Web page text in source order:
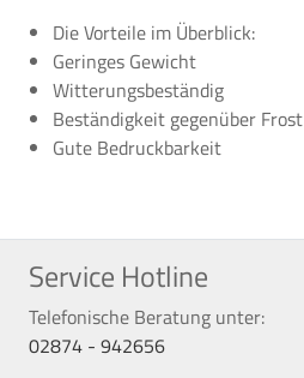
Die Vorteile im Überblick:
Geringes Gewicht
Witterungsbeständig
Beständigkeit gegenüber Frost
Gute Bedruckbarkeit
Service Hotline
Telefonische Beratung unter:
02874 - 942656